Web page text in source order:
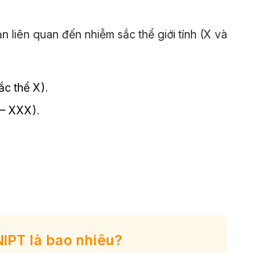
liên quan đến nhiễm sắc thể giới tính (X và
thể X).
XXX).
là bao nhiêu?